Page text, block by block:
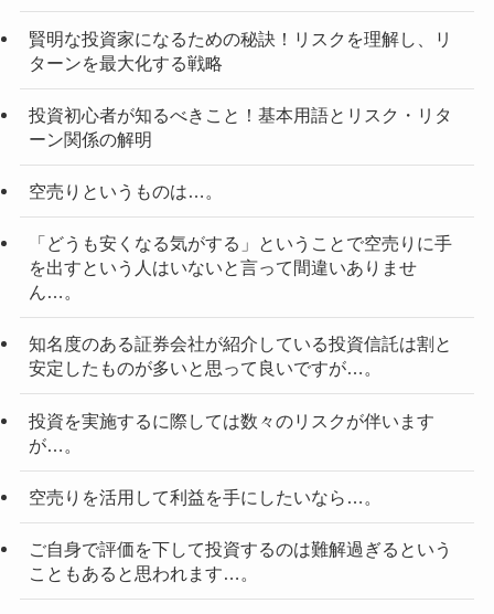
賢明な投資家になるための秘訣！リスクを理解し、リ
ターンを最大化する戦略
投資初心者が知るべきこと！基本用語とリスク・リタ
ーン関係の解明
空売りというものは…。
「どうも安くなる気がする」ということで空売りに手
を出すという人はいないと言って間違いありませ
ん…。
知名度のある証券会社が紹介している投資信託は割と
安定したものが多いと思って良いですが…。
投資を実施するに際しては数々のリスクが伴います
が…。
空売りを活用して利益を手にしたいなら…。
ご自身で評価を下して投資するのは難解過ぎるという
こともあると思われます…。